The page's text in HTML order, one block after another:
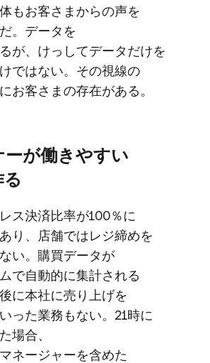
も​お客さまからの​声を​
。​データを​
が、​けっして​データだけを​
ではない。​その​視線の​
お客さまの​存在が​ある。
ーが​働きやすい​
ス決済比率が​100％に​
り、​店舗では​レジ締めを​
い。​購買データが​
で​自動的に​集計される​
に​本社に​売り上げを​
った​業務も​ない。​21時に​
場合、​
ネージャーを​含めた​